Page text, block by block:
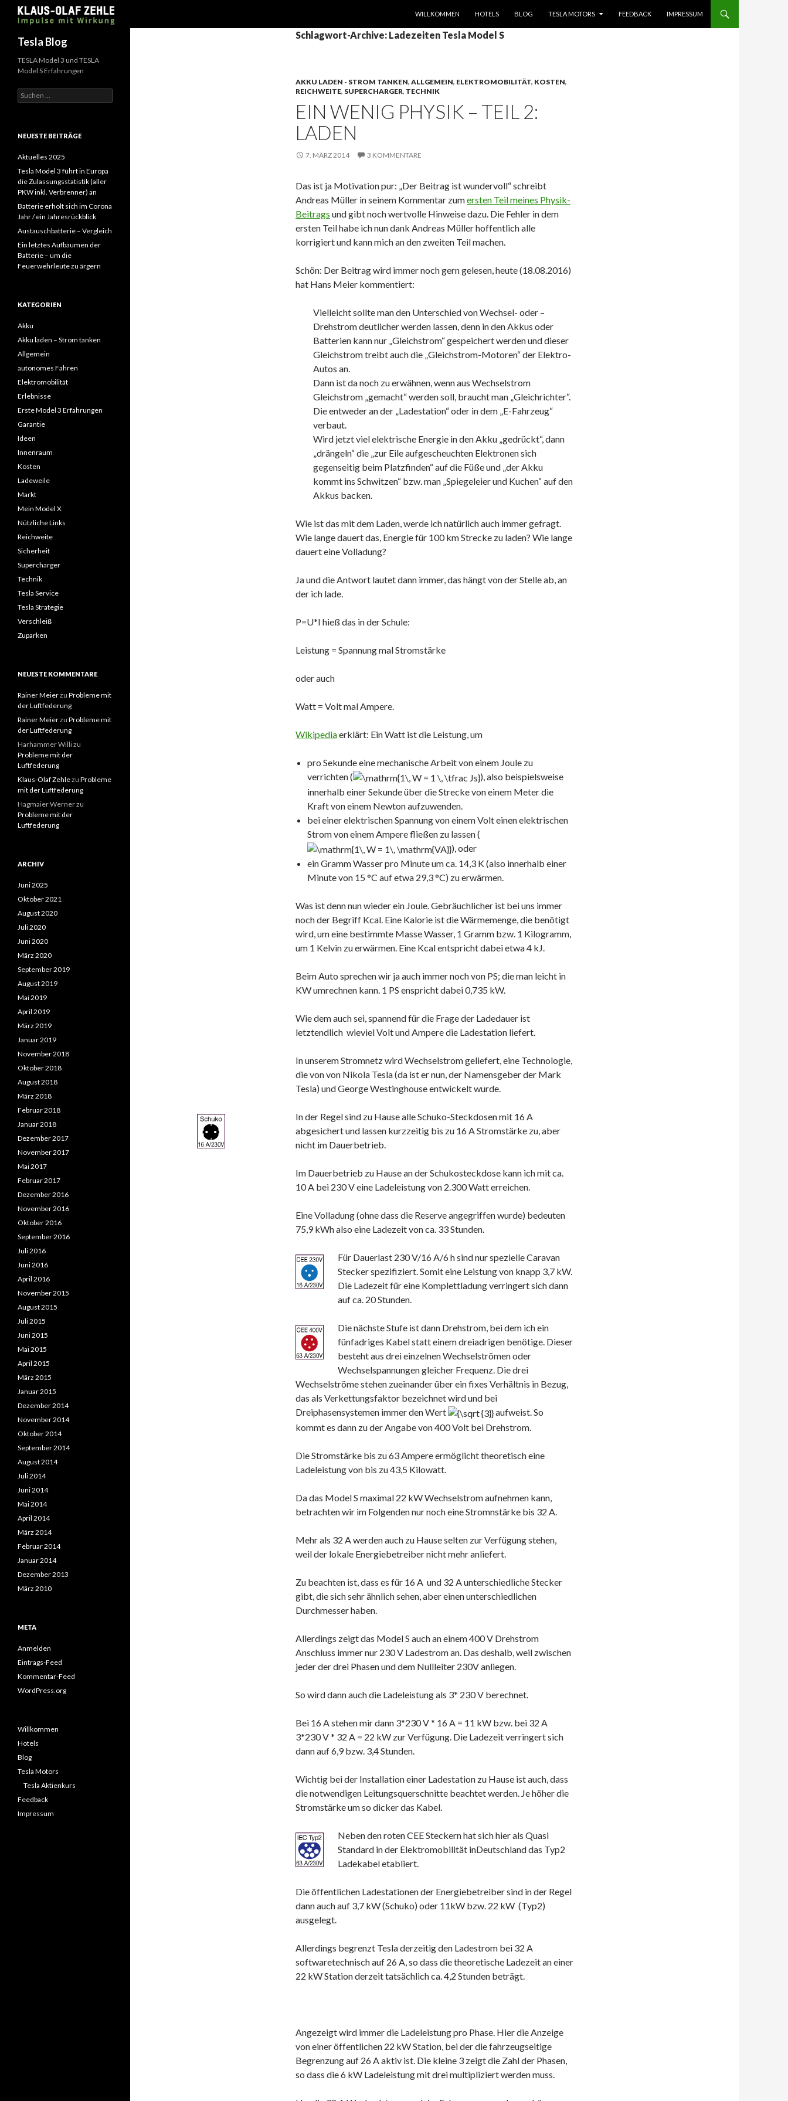
Suchen
WILLKOMMEN
HOTELS BLOG TESLA MOTORS FEEDBACK IMPRESSUM
Schlagwort-Archive: Ladezeiten Tesla Model S
AKKU LADEN - STROM TANKEN, ALLGEMEIN, ELEKTROMOBILITÄT, KOSTEN,
REICHWEITE, SUPERCHARGER, TECHNIK
EIN WENIG PHYSIK – TEIL 2:
LADEN
7. MÄRZ 2014 3 KOMMENTARE
Das ist ja Motivation pur: „Der Beitrag ist wundervoll“ schreibt
Andreas Müller in seinem Kommentar zumersten Teil meines Physik-
Beitrags und gibt noch wertvolle Hinweise dazu. Die Fehler in dem
ersten Teil habe ich nun dank Andreas Müller hoffentlich alle
korrigiert und kann mich an den zweiten Teil machen.
Schön: Der Beitrag wird immer noch gern gelesen, heute (18.08.2016)
hat Hans Meier kommentiert:
Vielleicht sollte man den Unterschied von Wechsel- oder –
Drehstrom deutlicher werden lassen, denn in den Akkus oder
Batterien kann nur „Gleichstrom“ gespeichert werden und dieser
Gleichstrom treibt auch die „Gleichstrom-Motoren“ der Elektro-
Autos an.
Dann ist da noch zu erwähnen, wenn aus Wechselstrom
Gleichstrom „gemacht“ werden soll, braucht man „Gleichrichter“.
Die entweder an der „Ladestation“ oder in dem „E-Fahrzeug“
verbaut.
Wird jetzt viel elektrische Energie in den Akku „gedrückt“, dann
„drängeln“ die „zur Eile aufgescheuchten Elektronen sich
gegenseitig beim Platzfinden“ auf die Füße und „der Akku
kommt ins Schwitzen“ bzw. man „Spiegeleier und Kuchen“ auf den
Akkus backen.
Wie ist das mit dem Laden, werde ich natürlich auch immer gefragt.
Wie lange dauert das, Energie für 100 km Strecke zu laden? Wie lange
dauert eine Volladung?
Ja und die Antwort lautet dann immer, das hängt von der Stelle ab, an
der ich lade.
P=U*I hieß das in der Schule:
Leistung = Spannung mal Stromstärke
oder auch
Watt = Volt mal Ampere.
Wikipediaerklärt: Ein Watt ist die Leistung, um
pro Sekunde eine mechanische Arbeit von einem Joule zu
verrichten (
), also beispielsweise
innerhalb einer Sekunde über die Strecke von einem Meter die
Kraft von einem Newton aufzuwenden.
bei einer elektrischen Spannung von einem Volt einen elektrischen
Strom von einem Ampere fließen zu lassen (
), oder
ein Gramm Wasser pro Minute um ca. 14,3 K (also innerhalb einer
Minute von 15 °C auf etwa 29,3 °C) zu erwärmen.
Was ist denn nun wieder ein Joule. Gebräuchlicher ist bei uns immer
noch der Begriff Kcal. Eine Kalorie ist die Wärmemenge, die benötigt
wird, um eine bestimmte Masse Wasser, 1 Gramm bzw. 1 Kilogramm,
um 1 Kelvin zu erwärmen. Eine Kcal entspricht dabei etwa 4 kJ.
Beim Auto sprechen wir ja auch immer noch von PS; die man leicht in
KW umrechnen kann. 1 PS enspricht dabei 0,735 kW.
Wie dem auch sei, spannend für die Frage der Ladedauer ist
letztendlich wieviel Volt und Ampere die Ladestation liefert.
In unserem Stromnetz wird Wechselstrom geliefert, eine Technologie,
die von von Nikola Tesla (da ist er nun, der Namensgeber der Mark
Tesla) und George Westinghouse entwickelt wurde.
In der Regel sind zu Hause alle Schuko-Steckdosen mit 16 A
abgesichert und lassen kurzzeitig bis zu 16 A Stromstärke zu, aber
nicht im Dauerbetrieb.
Im Dauerbetrieb zu Hause an der Schukosteckdose kann ich mit ca.
10 A bei 230 V eine Ladeleistung von 2.300 Watt erreichen.
Eine Volladung (ohne dass die Reserve angegriffen wurde) bedeuten
75,9 kWh also eine Ladezeit von ca. 33 Stunden.
Für Dauerlast 230 V/16 A/6 h sind nur spezielle Caravan
Stecker spezifiziert. Somit eine Leistung von knapp 3,7 kW.
Die Ladezeit für eine Komplettladung verringert sich dann
auf ca. 20 Stunden.
Die nächste Stufe ist dann Drehstrom, bei dem ich ein
fünfadriges Kabel statt einem dreiadrigen benötige. Dieser
besteht aus drei einzelnen Wechselströmen oder
Wechselspannungen gleicher Frequenz. Die drei
Wechselströme stehen zueinander über ein fixes Verhältnis in Bezug,
das als Verkettungsfaktor bezeichnet wird und bei
Dreiphasensystemen immer den Wert
aufweist. So
kommt es dann zu der Angabe von 400 Volt bei Drehstrom.
Die Stromstärke bis zu 63 Ampere ermöglicht theoretisch eine
Ladeleistung von bis zu 43,5 Kilowatt.
Da das Model S maximal 22 kW Wechselstrom aufnehmen kann,
betrachten wir im Folgenden nur noch eine Stromnstärke bis 32 A.
Mehr als 32 A werden auch zu Hause selten zur Verfügung stehen,
weil der lokale Energiebetreiber nicht mehr anliefert.
Zu beachten ist, dass es für 16 A und 32 A unterschiedliche Stecker
gibt, die sich sehr ähnlich sehen, aber einen unterschiedlichen
Durchmesser haben.
Allerdings zeigt das Model S auch an einem 400 V Drehstrom
Anschluss immer nur 230 V Ladestrom an. Das deshalb, weil zwischen
jeder der drei Phasen und dem Nullleiter 230V anliegen.
So wird dann auch die Ladeleistung als 3* 230 V berechnet.
Bei 16 A stehen mir dann 3*230 V * 16 A = 11 kW bzw. bei 32 A
3*230 V * 32 A = 22 kW zur Verfügung. Die Ladezeit verringert sich
dann auf 6,9 bzw. 3,4 Stunden.
Wichtig bei der Installation einer Ladestation zu Hause ist auch, dass
die notwendigen Leitungsquerschnitte beachtet werden. Je höher die
Stromstärke um so dicker das Kabel.
Neben den roten CEE Steckern hat sich hier als Quasi
Standard in der Elektromobilität inDeutschland das Typ2
Ladekabel etabliert.
Die öffentlichen Ladestationen der Energiebetreiber sind in der Regel
dann auch auf 3,7 kW (Schuko) oder 11kW bzw. 22 kW (Typ2)
ausgelegt.
Allerdings begrenzt Tesla derzeitig den Ladestrom bei 32 A
softwaretechnisch auf 26 A, so dass die theoretische Ladezeit an einer
22 kW Station derzeit tatsächlich ca. 4,2 Stunden beträgt.
Angezeigt wird immer die Ladeleistung pro Phase. Hier die Anzeige
von einer öffentlichen 22 kW Station, bei der die fahrzeugseitige
Begrenzung auf 26 A aktiv ist. Die kleine 3 zeigt die Zahl der Phasen,
so dass die 6 kW Ladeleistung mit drei multipliziert werden muss.
Tesla Blog
TESLA Model 3 und TESLA
Model S Erfahrungen
Suchen
nach:
NEUESTE BEITRÄGE
Aktuelles 2025
Tesla Model 3 führt in Europa
die Zulassungsstatistik (aller
PKW inkl. Verbrenner) an
Batterie erholt sich im Corona
Jahr / ein Jahresrückblick
Austauschbatterie – Vergleich
Ein letztes Aufbäumen der
Batterie – um die
Feuerwehrleute zu ärgern
KATEGORIEN
Akku
Akku laden – Strom tanken
Allgemein
autonomes Fahren
Elektromobilität
Erlebnisse
Erste Model 3 Erfahrungen
Garantie
Ideen
Innenraum
Kosten
Ladeweile
Markt
Mein Model X
Nützliche Links
Reichweite
Sicherheit
Supercharger
Technik
Tesla Service
Tesla Strategie
Verschleiß
Zuparken
NEUESTE KOMMENTARE
Rainer Meierzu Probleme mit
der Luftfederung
Rainer Meierzu Probleme mit
der Luftfederung
Harhammer Willizu
Probleme mit der
Luftfederung
Klaus-Olaf Zehlezu Probleme
mit der Luftfederung
Hagmaier Wernerzu
Probleme mit der
Luftfederung
ARCHIV
Juni 2025
Oktober 2021
August 2020
Juli 2020
Juni 2020
März 2020
September 2019
August 2019
Mai 2019
April 2019
März 2019
Januar 2019
November 2018
Oktober 2018
August 2018
März 2018
Februar 2018
Januar 2018
Dezember 2017
November 2017
Mai 2017
Februar 2017
Dezember 2016
November 2016
Oktober 2016
September 2016
Juli 2016
Juni 2016
April 2016
November 2015
August 2015
Juli 2015
Juni 2015
Mai 2015
April 2015
März 2015
Januar 2015
Dezember 2014
November 2014
Oktober 2014
September 2014
August 2014
Juli 2014
Juni 2014
Mai 2014
April 2014
März 2014
Februar 2014
Januar 2014
Dezember 2013
März 2010
META
Anmelden
Eintrags-Feed
Kommentar-Feed
WordPress.org
Willkommen
Hotels
Blog
Tesla Motors
Tesla Aktienkurs
Feedback
Impressum